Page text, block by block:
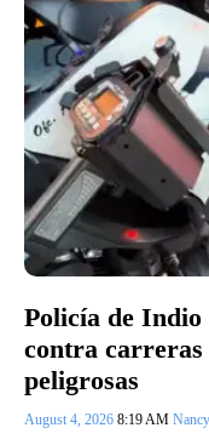
Policía de
contra carreras
peligrosas
August 4, 2026 8:19 AM